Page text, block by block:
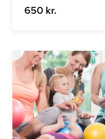
650 kr.